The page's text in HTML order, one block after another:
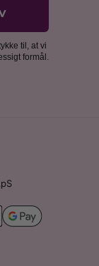
til, at vi
formål.